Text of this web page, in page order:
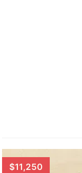
$11,250